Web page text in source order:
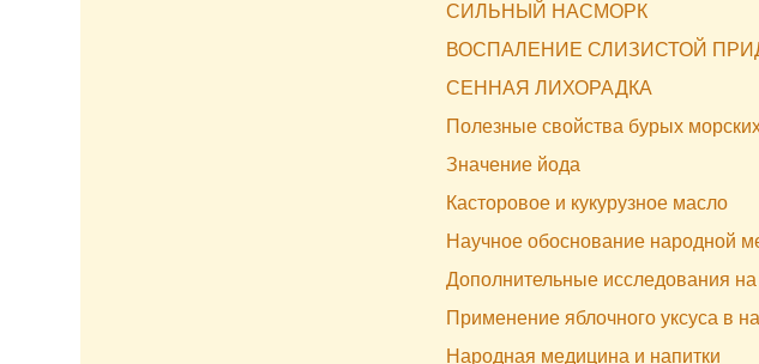
СИЛЬНЫЙ НАСМОРК
ВОСПАЛЕНИЕ СЛИЗИСТОЙ
СЕННАЯ ЛИХОРАДКА
Полезные свойства бурых
Значение йода
Касторовое и кукурузное масло
Научное обоснование народной
Дополнительные исследования
Применение яблочного уксуса в
Народная медицина и напитки